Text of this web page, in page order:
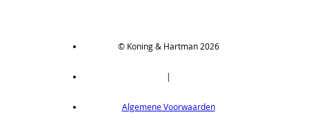
© Koning & Hartman 2026
|
Algemene Voorwaarden